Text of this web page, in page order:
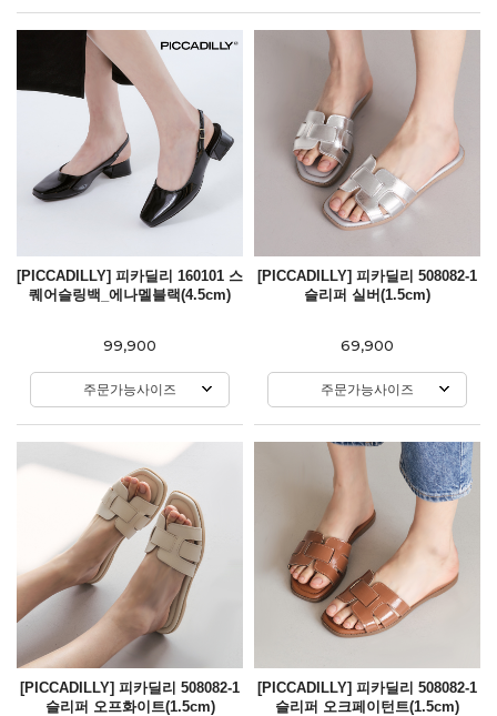
[PICCADILLY] 피카딜리 160101 스
퀘어슬링백_에나멜블랙(4.5cm)
99,900
주문가능사이즈
[PICCADILLY] 피카딜리 508082-1
슬리퍼 실버(1.5cm)
69,900
주문가능사이즈
[PICCADILLY] 피카딜리 508082-1
슬리퍼 오프화이트(1.5cm)
[PICCADILLY] 피카딜리 508082-1
슬리퍼 오크페이턴트(1.5cm)